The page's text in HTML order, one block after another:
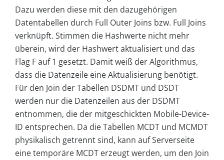
Dazu werden diese mit den dazugehörigen
Datentabellen durch Full Outer Joins bzw. Full Joins
verknüpft. Stimmen die Hashwerte nicht mehr
überein, wird der Hashwert aktualisiert und das
Flag F auf 1 gesetzt. Damit weiß der Algorithmus,
dass die Datenzeile eine Aktualisierung benötigt.
Für den Join der Tabellen ­DSDMT und DSDT
werden nur die Datenzeilen aus der ­DSDMT
entnommen, die der mitgeschickten Mobile-Device-
ID entsprechen. Da die Tabellen MCDT und MCMDT
physikalisch getrennt sind, kann auf Serverseite
eine temporäre MCDT erzeugt werden, um den Join